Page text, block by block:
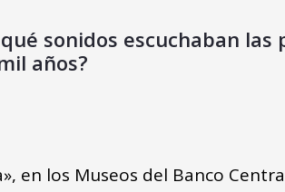
sonidos escuchaban
años?
en los Museos del Banco